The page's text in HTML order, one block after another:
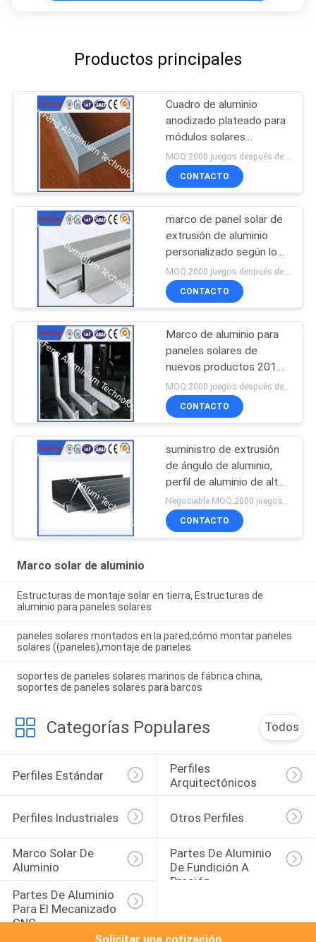
Productos principales
Cuadro de aluminio
anodizado plateado para
módulos solares
fotovoltaicos
MOQ:2000 juegos después de confirmar las muestras
CONTACTO
marco de panel solar de
extrusión de aluminio
personalizado según los
planos de diseño
CONTACTO
Marco de aluminio para
paneles solares de
nuevos productos 2015
del fabricante chino
CONTACTO
suministro de extrusión
de ángulo de aluminio,
perfil de aluminio de alta
calidad para soporte de
paneles solares
Negociable MOQ:2000 juegos después de confirmar las muestras
CONTACTO
Marco solar de aluminio
Estructuras de montaje solar en tierra, Estructuras de
aluminio para paneles solares
paneles solares montados en la pared,cómo montar paneles
solares ((paneles),montaje de paneles
soportes de paneles solares marinos de fábrica china,
soportes de paneles solares para barcos
Categorías Populares Todos
Perfiles Estándar
Perfiles
Arquitectónicos
Perfiles Industriales Otros Perfiles
Marco Solar De
Aluminio
Partes De Aluminio
De Fundición A
Presión
Partes De Aluminio
Para El Mecanizado
CNC